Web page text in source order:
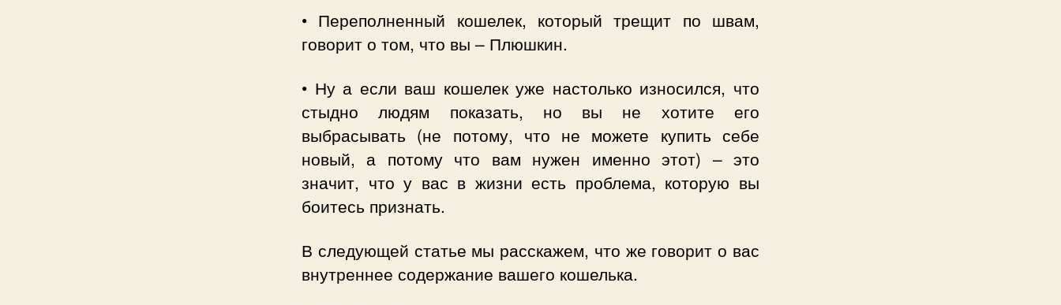
• Переполненный кошелек, который трещит по швам,
говорит о том, что вы – Плюшкин.
• Ну а если ваш кошелек уже настолько износился, что
стыдно людям показать, но вы не хотите его
выбрасывать (не потому, что не можете купить себе
новый, а потому что вам нужен именно этот) – это
значит, что у вас в жизни есть проблема, которую вы
боитесь признать.
В следующей статье мы расскажем, что же говорит о вас
внутреннее содержание вашего кошелька.